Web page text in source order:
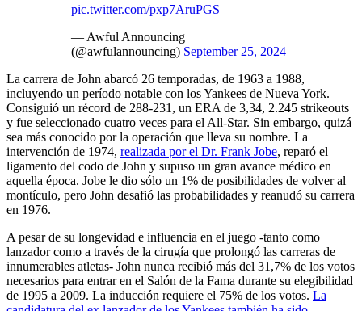
pic.twitter.com/pxp7AruPGS
— Awful Announcing
(@awfulannouncing) September 25, 2024
La carrera de John abarcó 26 temporadas, de 1963 a 1988,
incluyendo un período notable con los Yankees de Nueva York.
Consiguió un récord de 288-231, un ERA de 3,34, 2.245 strikeouts
y fue seleccionado cuatro veces para el All-Star. Sin embargo, quizá
sea más conocido por la operación que lleva su nombre. La
intervención de 1974, realizada por el Dr. Frank Jobe, reparó el
ligamento del codo de John y supuso un gran avance médico en
aquella época. Jobe le dio sólo un 1% de posibilidades de volver al
montículo, pero John desafió las probabilidades y reanudó su carrera
en 1976.
A pesar de su longevidad e influencia en el juego -tanto como
lanzador como a través de la cirugía que prolongó las carreras de
innumerables atletas- John nunca recibió más del 31,7% de los votos
necesarios para entrar en el Salón de la Fama durante su elegibilidad
de 1995 a 2009. La inducción requiere el 75% de los votos. La